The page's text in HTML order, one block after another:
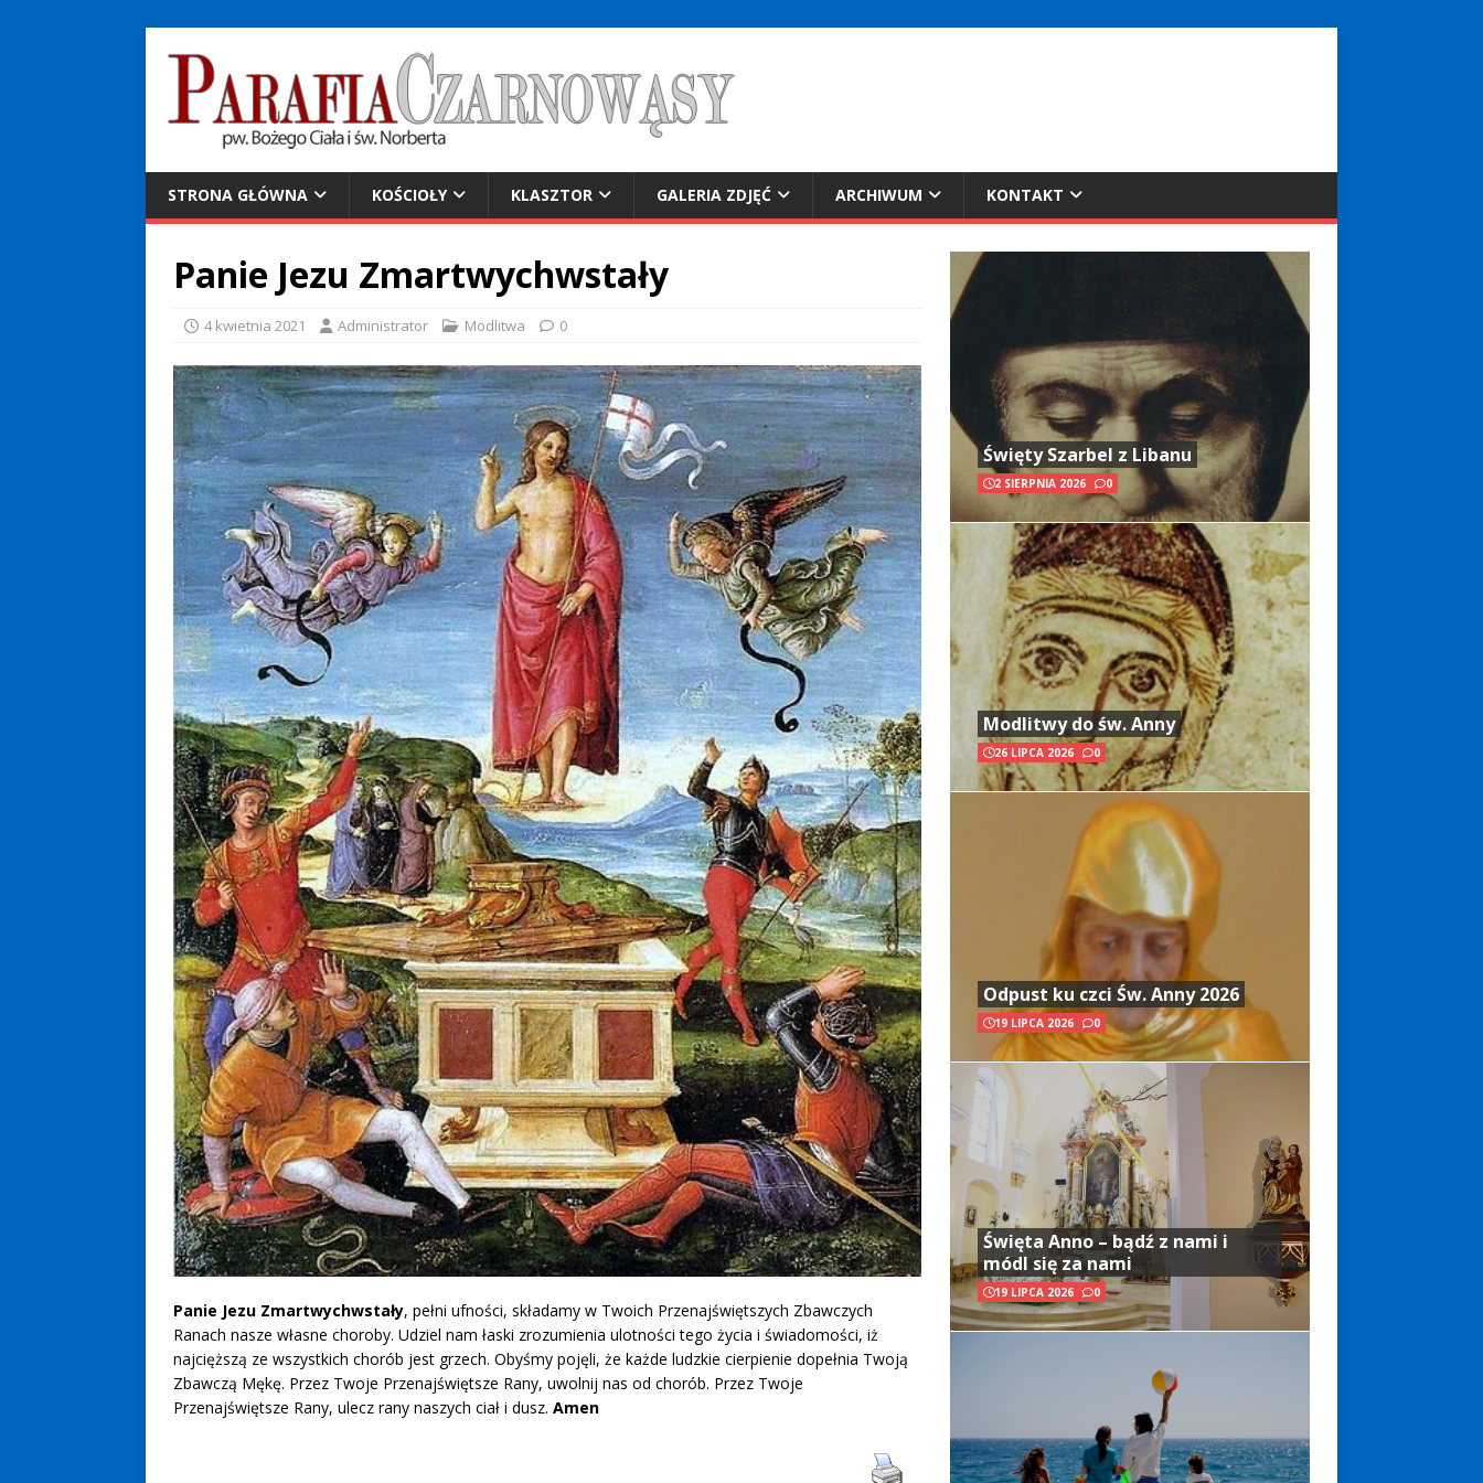
STRONA GŁÓWNA KOŚCIOŁY KLASZTOR GALERIA ZDJĘĆ ARCHIWUM KONTAKT
Panie Jezu Zmartwychwstały
4 kwietnia 2021 Administrator Modlitwa 0
Panie Jezu Zmartwychwstały, pełni ufności, składamy w Twoich Przenajświętszych Zbawczych
Ranach nasze własne choroby. Udziel nam łaski zrozumienia ulotności tego życia i świadomości, iż
najcięższą ze wszystkich chorób jest grzech. Obyśmy pojęli, że każde ludzkie cierpienie dopełnia Twoją
Zbawczą Mękę. Przez Twoje Przenajświętsze Rany, uwolnij nas od chorób. Przez Twoje
Przenajświętsze Rany, ulecz rany naszych ciał i dusz. Amen
Święty Szarbel z Libanu
2 SIERPNIA 2026 0
Modlitwy do św. Anny
26 LIPCA 2026 0
Odpust ku czci Św. Anny 2026
19 LIPCA 2026 0
Święta Anno – bądź z nami i
módl się za nami
19 LIPCA 2026 0